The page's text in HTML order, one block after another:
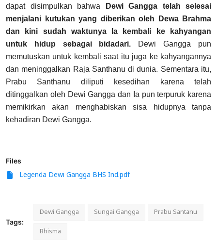
dapat disimpulkan bahwa
Dewi Gangga telah selesai
menjalani kutukan yang diberikan oleh Dewa Brahma
dan kini sudah waktunya Ia kembali ke kahyangan
untuk hidup sebagai bidadari. Dewi Gangga pun
memutuskan untuk kembali saat itu juga ke kahyangannya
dan meninggalkan Raja Santhanu di dunia. Sementara itu,
Prabu Santhanu diliputi kesedihan karena telah
ditinggalkan oleh Dewi Gangga dan Ia pun terpuruk karena
memikirkan akan menghabiskan sisa hidupnya tanpa
kehadiran Dewi Gangga.
Files
Legenda Dewi Gangga BHS Ind.pdf
Tags:
Dewi Gangga Sungai Gangga
Prabu Santanu
Bhisma